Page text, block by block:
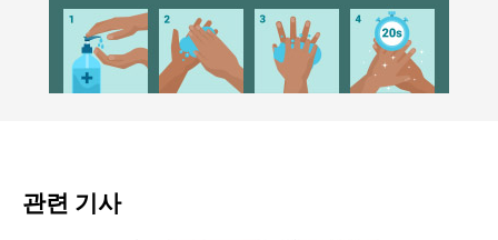
관련 기사